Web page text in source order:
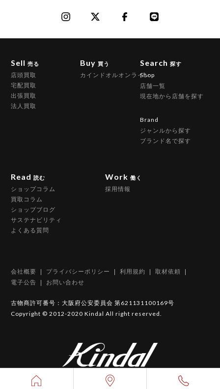
Sell売る
店頭買取
宅配買取
出張買取
法人買取
Buy 買う
カインドオルオンライン
Search 探す
Shop
店舗一覧
現在地から店舗を探す
Brand
ジャンルから探す
ブランド名で探す
Read読む
ショップコラム
買取コラム
ショップブログ
サステナビリティ
よくある質問
Work 働く
採用情報
会社概要 プライバシーポリシー 利用規約
取材依頼
電子公告
お問い合わせ
古物商許可番号：大阪府公安委員会 第621131100169号
Copyright © 2012-2020 Kindal All right reserved.